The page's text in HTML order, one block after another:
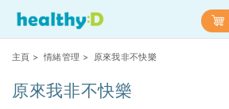
主頁 >情緒管理 > 原來我非不快樂
原來我非不快樂